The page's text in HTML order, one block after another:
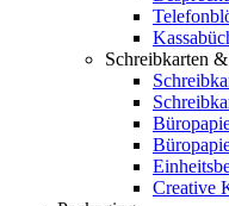
Schreibkarten
Creative